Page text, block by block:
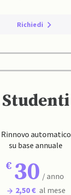
Richiedi
Studenti
Rinnovo automatico
su base annuale
30 / anno
2,50 € al mese